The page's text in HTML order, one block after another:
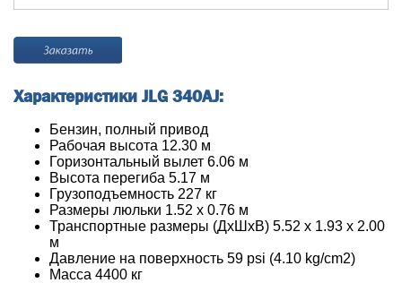
Характеристики JLG 340AJ:
Бензин, полный привод
Рабочая высота 12.30 м
Горизонтальный вылет 6.06 м
Высота перегиба 5.17 м
Грузоподъемность 227 кг
Размеры люльки 1.52 x 0.76 м
Транспортные размеры (ДхШхВ) 5.52 х 1.93 х 2.00
м
Давление на поверхность 59 psi (4.10 kg/cm2)
Масса 4400 кг